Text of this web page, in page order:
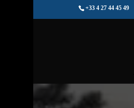
+33 4 27 44 45 49